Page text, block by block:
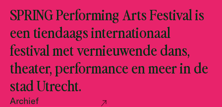
SPRING Performing Arts Festival is
een tiendaags internationaal
festival met vernieuwende dans,
theater, performance en meer in de
stad Utrecht.
Archief